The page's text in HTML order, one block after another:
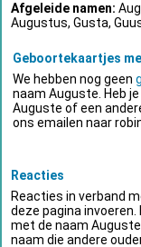
Afgeleide namen:
Augustus, Gusta,
Geboortekaartjes
We hebben nog geen
naam Auguste. Heb
Auguste of een
ons emailen naar
Reacties
Reacties in verband
deze pagina
met de naam
naam die andere